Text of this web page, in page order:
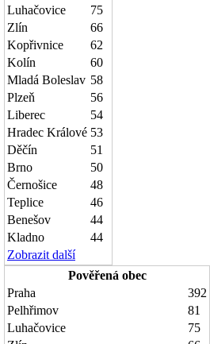
Luhačovice
75
Zlín
66
Kopřivnice
62
Kolín
60
Mladá Boleslav 58
Plzeň
56
Liberec
54
Hradec Králové 53
Děčín
51
Brno
50
Černošice
48
Teplice
46
Benešov
44
Kladno
44
Zobrazit další
Pověřená obec
Praha
392
Pelhřimov
81
Luhačovice
75